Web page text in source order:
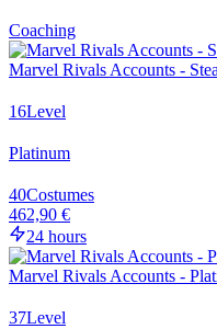
Coaching
Marvel Rivals Accounts -
16Level
Platinum
40Costumes
462,90 €
24 hours
Marvel Rivals Accounts -
37Level